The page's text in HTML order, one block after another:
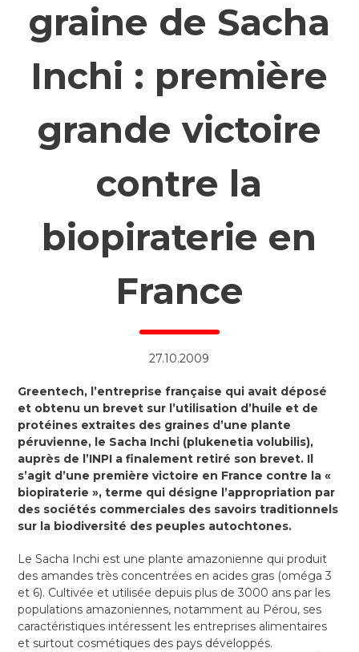
graine de Sacha
Inchi : première
grande victoire
contre la
biopiraterie en
France
27.10.2009
Greentech, l’entreprise française qui avait déposé
et obtenu un brevet sur l’utilisation d’huile et de
protéines extraites des graines d’une plante
péruvienne, le Sacha Inchi (plukenetia volubilis),
auprès de l’INPI a finalement retiré son brevet. Il
s’agit d’une première victoire en France contre la «
biopiraterie », terme qui désigne l’appropriation par
des sociétés commerciales des savoirs traditionnels
sur la biodiversité des peuples autochtones.
Le Sacha Inchi est une plante amazonienne qui produit
des amandes très concentrées en acides gras (oméga 3
et 6). Cultivée et utilisée depuis plus de 3000 ans par les
populations amazoniennes, notamment au Pérou, ses
caractéristiques intéressent les entreprises alimentaires
et surtout cosmétiques des pays développés.